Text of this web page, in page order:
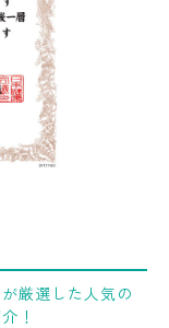
厳選した人気の
！